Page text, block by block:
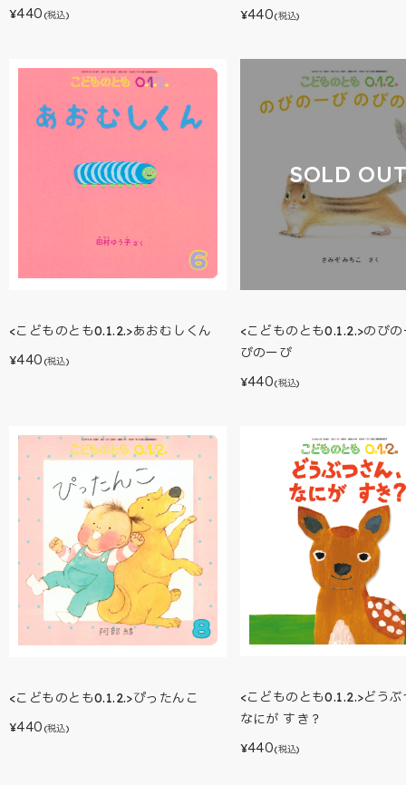
¥440 (税込) ¥440(税込)
<こどものとも0.1.2.>あおむしくん
¥440 (税込)
SOLD
<こどものとも0.1.2.>のび
びのーび
¥440(税込)
<こどものとも0.1.2.>ぴったんこ
¥440 (税込)
<こどものとも0.1.2.>どう
なにが すき？
¥440(税込)